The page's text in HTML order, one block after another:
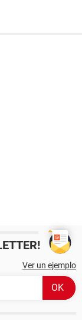
Ver un ejemplo